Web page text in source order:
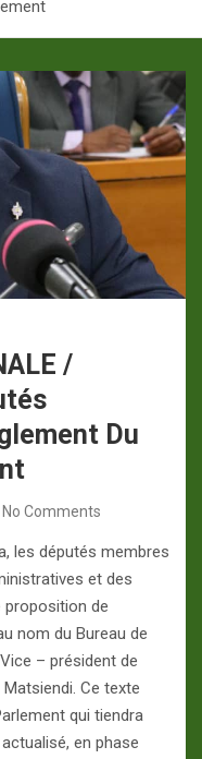
/
Du
No Comments
les députés membres
et des
proposition de
nom du Bureau de
– président de
Ce texte
qui tiendra
en phase